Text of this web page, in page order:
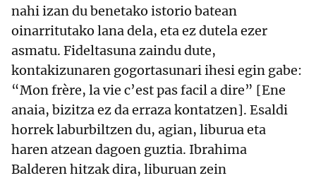
nahi izan du benetako istorio batean
oinarritutako lana dela, eta ez dutela ezer
asmatu. Fideltasuna zaindu dute,
kontakizunaren gogortasunari ihesi egin gabe:
“Mon frère, la vie c’est pas facil a dire” [Ene
anaia, bizitza ez da erraza kontatzen]. Esaldi
horrek laburbiltzen du, agian, liburua eta
haren atzean dagoen guztia. Ibrahima
Balderen hitzak dira, liburuan zein